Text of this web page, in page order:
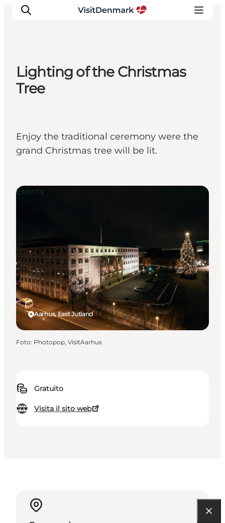
Ispirazioni
Pianifica il viaggio
Lighting of the Christmas
Tree
Enjoy the traditional ceremony were the
grand Christmas tree will be lit.
Gratuito
Visita il sito web
Aarhus, East Jutland
Events
Foto: Photopop, VisitAarhus